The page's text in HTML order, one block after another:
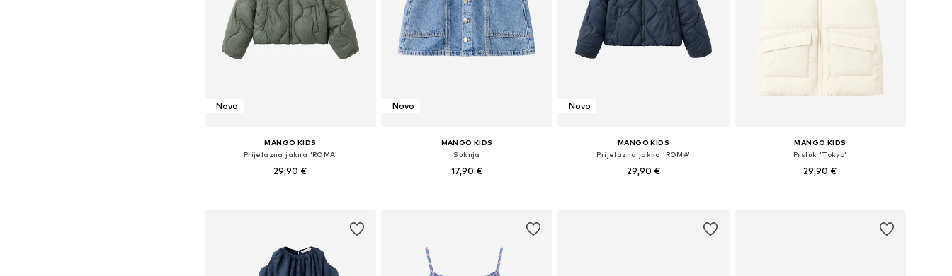
Novo
MANGO KIDS
Prijelazna jakna 'ROMA'
29,90 €
Novo
MANGO KIDS
Suknja
17,90 €
Novo
MANGO KIDS
Prijelazna jakna 'ROMA'
29,90 €
MANGO KIDS
Prsluk 'Tokyo'
29,90 €